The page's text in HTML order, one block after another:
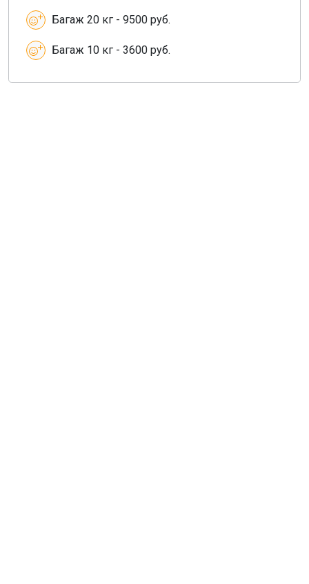
Багаж 20 кг - 9500 руб.
Багаж 10 кг - 3600 руб.